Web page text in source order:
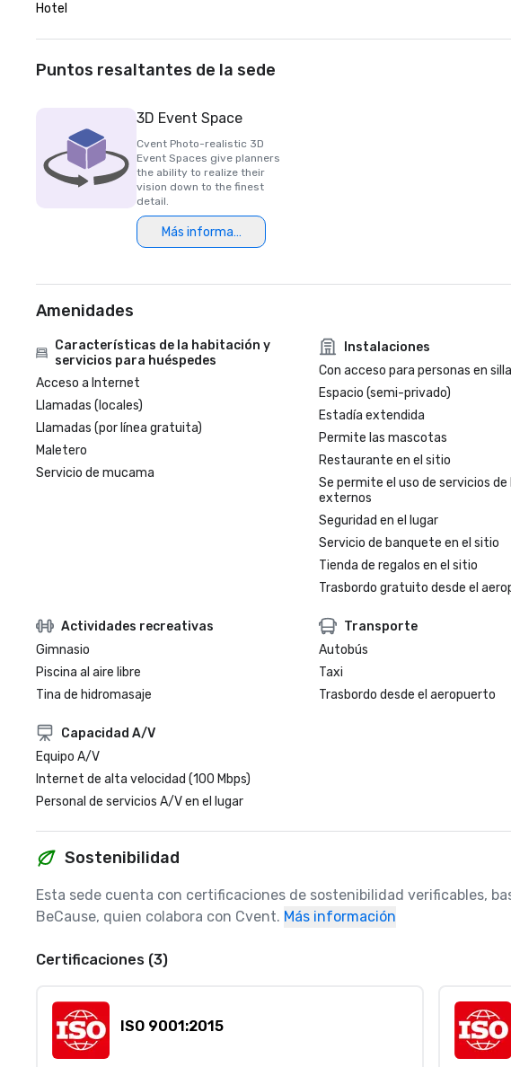
Hotel
Puntos resaltantes de la sede
3D Event Space
Cvent Photo-realistic 3D
Event Spaces give planners
the ability to realize their
vision down to the finest
detail.
Más información
Amenidades
Características de la habitación y
servicios para huéspedes
Acceso a Internet
Llamadas (locales)
Llamadas (por línea gratuita)
Maletero
Servicio de mucama
Instalaciones
Con acceso para personas en
Espacio (semi-privado)
Estadía extendida
Permite las mascotas
Restaurante en el sitio
Se permite el uso de servicios
externos
Seguridad en el lugar
Servicio de banquete en el sitio
Tienda de regalos en el sitio
Trasbordo gratuito desde el
Actividades recreativas
Gimnasio
Piscina al aire libre
Tina de hidromasaje
Transporte
Autobús
Taxi
Trasbordo desde el aeropuerto
Capacidad A/V
Equipo A/V
Internet de alta velocidad (100 Mbps)
Personal de servicios A/V en el lugar
Sostenibilidad
Esta sede cuenta con certificaciones de sostenibilidad verificables,
BeCause, quien colabora con Cvent. Más información
Certificaciones (3)
ISO 9001:2015